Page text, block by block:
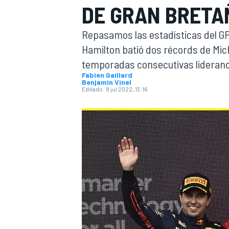
WEC FÓRMULA E
DE GRAN
Repasamos las estadísticas del
Hamilton batió dos récords de
temporadas consecutivas
Fabien Gaillard
Benjamin Vinel
Editado: 8 jul 2022, 13:16